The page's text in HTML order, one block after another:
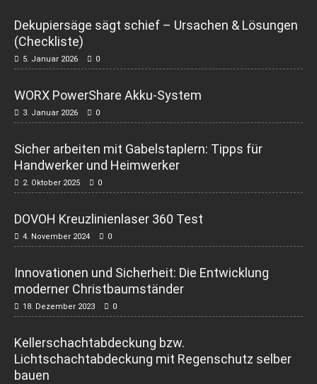
Dekupiersäge sägt schief – Ursachen & Lösungen
(Checkliste)
5. Januar 2026 0
WORX PowerShare Akku-System
3. Januar 2026 0
Sicher arbeiten mit Gabelstaplern: Tipps für
Handwerker und Heimwerker
2. Oktober 2025 0
DOVOH Kreuzlinienlaser 360 Test
4. November 2024 0
Innovationen und Sicherheit: Die Entwicklung
moderner Christbaumständer
18. Dezember 2023 0
Kellerschachtabdeckung bzw.
Lichtschachtabdeckung mit Regenschutz selber
bauen